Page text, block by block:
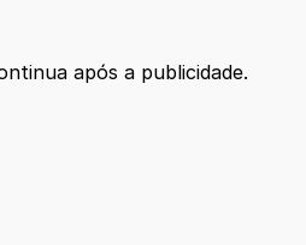
após a publicidade.